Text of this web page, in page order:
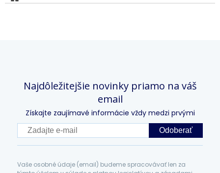
Najdôležitejšie novinky priamo na váš
email
Získajte zaujímavé informácie vždy medzi prvými
Odoberať
Vaše osobné údaje (email) budeme spracovávať len za